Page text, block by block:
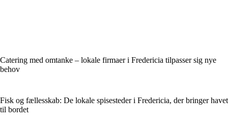
Catering med omtanke – lokale firmaer i Fredericia tilpasser sig nye
behov
Fisk og fællesskab: De lokale spisesteder i Fredericia, der bringer havet
til bordet